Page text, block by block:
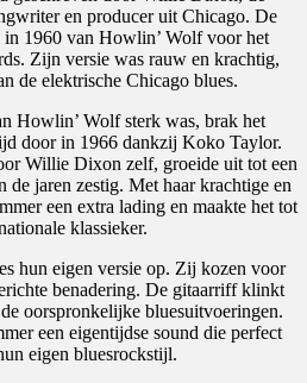
en producer uit Chicago. De
in 1960 van Howlin’ Wolf voor het
Zijn versie was rauw en krachtig,
de elektrische Chicago blues.
Howlin’ Wolf sterk was, brak het
door in 1966 dankzij Koko Taylor.
Willie Dixon zelf, groeide uit tot een
de jaren zestig. Met haar krachtige en
een extra lading en maakte het tot
klassieker.
hun eigen versie op. Zij kozen voor
benadering. De gitaarriff klinkt
oorspronkelijke bluesuitvoeringen.
een eigentijdse sound die perfect
eigen bluesrockstijl.